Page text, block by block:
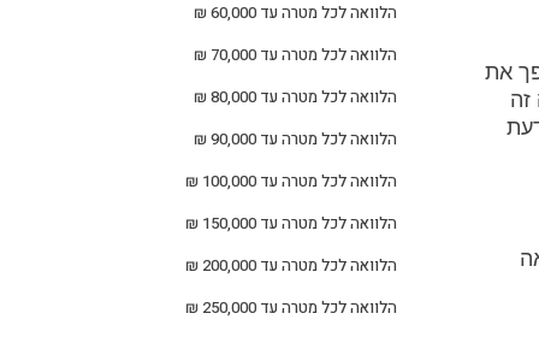
את
הלוואה לכל מטרה עד 60,000 ₪
הלוואה לכל מטרה עד 70,000 ₪
הלוואה לכל מטרה עד 80,000 ₪
הלוואה לכל מטרה עד 90,000 ₪
הלוואה לכל מטרה עד 100,000 ₪
הלוואה לכל מטרה עד 150,000 ₪
הלוואה לכל מטרה עד 200,000 ₪
הלוואה לכל מטרה עד 250,000 ₪